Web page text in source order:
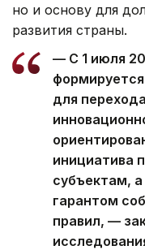
но и основу для
развития страны.
— С 1 июля
для
инициатива
субъектам,
гарантом
правил, —